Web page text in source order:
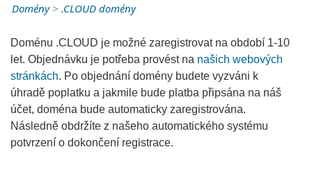
Domény> .CLOUD domény
Doménu .CLOUD je možné zaregistrovat na období 1-10
let. Objednávku je potřeba provést na našich webových
stránkách. Po objednání domény budete vyzváni k
úhradě poplatku a jakmile bude platba připsána na náš
účet, doména bude automaticky zaregistrována.
Následně obdržíte z našeho automatického systému
potvrzení o dokončení registrace.